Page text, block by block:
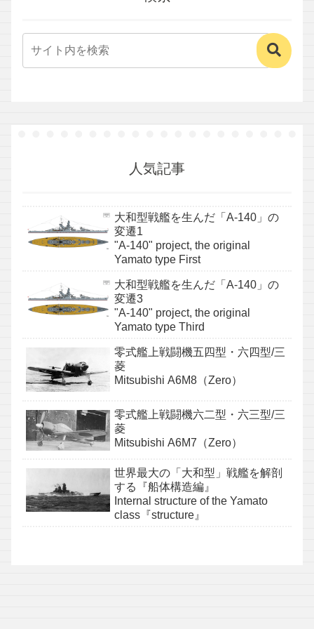
人気記事
大和型戦艦を生んだ「A-140」の
変遷1
"A-140" project, the original
Yamato type First
大和型戦艦を生んだ「A-140」の
変遷3
"A-140" project, the original
Yamato type Third
零式艦上戦闘機五四型・六四型/三
菱
Mitsubishi A6M8（Zero）
零式艦上戦闘機六二型・六三型/三
菱
Mitsubishi A6M7（Zero）
世界最大の「大和型」戦艦を解剖
する『船体構造編』
Internal structure of the Yamato
class『structure』